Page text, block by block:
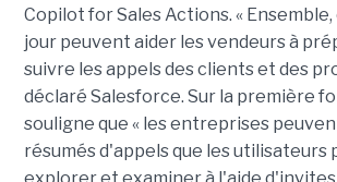
Copilot for Sales Actions. « Ensemble,
jour peuvent aider les vendeurs à
suivre les appels des clients et des
déclaré Salesforce. Sur la première
souligne que « les entreprises
résumés d'appels que les utilisateurs